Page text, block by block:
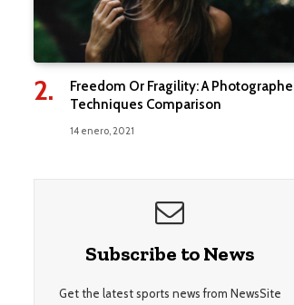
Freedom Or Fragility: A
Techniques Comparison
14 enero, 2021
Subscribe to News
Get the latest sports news from NewsSite